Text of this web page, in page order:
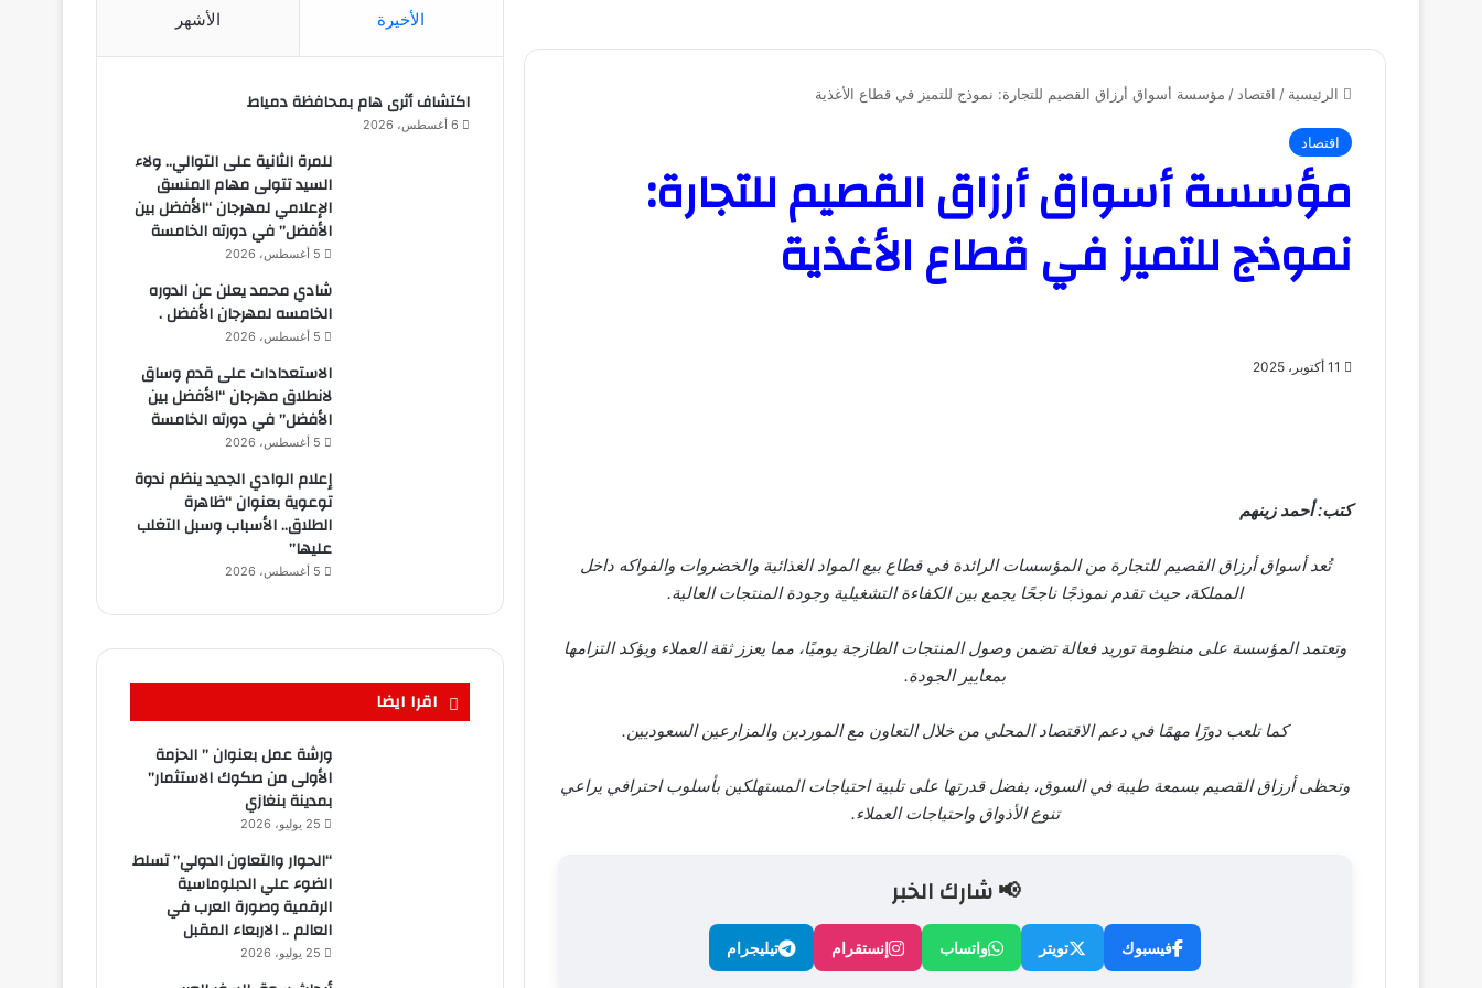
الرئيسية / اقتصاد / مؤسسة أسواق أرزاق القصيم للتجارة: نموذج للتميز في قطاع الأغذية
اقتصاد
مؤسسة أسواق أرزاق القصيم للتجارة:
نموذج للتميز في قطاع الأغذية
11 أكتوبر، 2025
كتب: أحمد زينهم
تُعد أسواق أرزاق القصيم للتجارة من المؤسسات الرائدة في قطاع بيع المواد الغذائية والخضروات والفواكه داخل
المملكة، حيث تقدم نموذجًا ناجحًا يجمع بين الكفاءة التشغيلية وجودة المنتجات العالية.
وتعتمد المؤسسة على منظومة توريد فعالة تضمن وصول المنتجات الطازجة يوميًا، مما يعزز ثقة العملاء ويؤكد التزامها
بمعايير الجودة.
كما تلعب دورًا مهمًا في دعم الاقتصاد المحلي من خلال التعاون مع الموردين والمزارعين السعوديين.
وتحظى أرزاق القصيم بسمعة طيبة في السوق، بفضل قدرتها على تلبية احتياجات المستهلكين بأسلوب احترافي يراعي
تنوع الأذواق واحتياجات العملاء.
📢 شارك الخبر
فيسبوك تويتر واتساب إنستقرام تيليجرام
الأخيرة الأشهر
اكتشاف أثرى هام بمحافظة دمياط
6 أغسطس، 2026
للمرة الثانية على التوالي.. ولاء
السيد تتولى مهام المنسق
الإعلامي لمهرجان “الأفضل بين
الأفضل” في دورته الخامسة
5 أغسطس، 2026
شادي محمد يعلن عن الدوره
الخامسه لمهرجان الأفضل .
5 أغسطس، 2026
الاستعدادات على قدم وساق
لانطلاق مهرجان “الأفضل بين
الأفضل” في دورته الخامسة
5 أغسطس، 2026
إعلام الوادي الجديد ينظم ندوة
توعوية بعنوان “ظاهرة
الطلاق.. الأسباب وسبل التغلب
عليها”
5 أغسطس، 2026
اقرا ايضا
ورشة عمل بعنوان ” الحزمة
الأولى من صكوك الاستثمار”
بمدينة بنغازي
25 يوليو، 2026
“الحوار والتعاون الدولي” تسلط
الضوء علي الدبلوماسية
الرقمية وصورة العرب في
العالم .. الاربعاء المقبل
25 يوليو، 2026